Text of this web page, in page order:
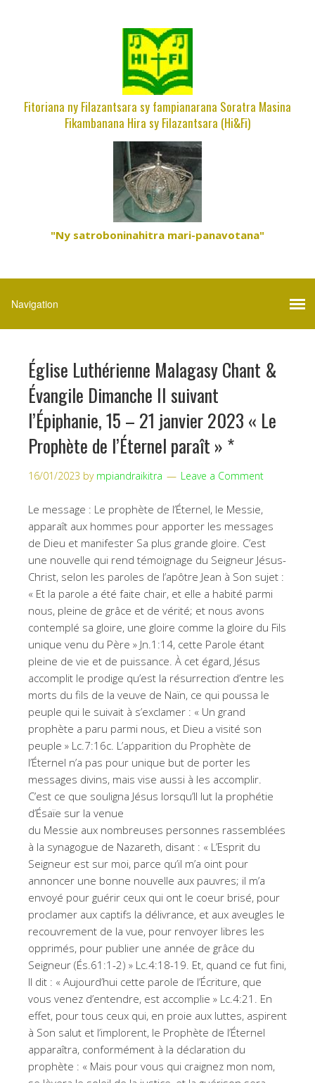
Fitoriana ny Filazantsara sy fampianarana Soratra Masina
Fikambanana Hira sy Filazantsara (Hi&Fi)
"Ny satroboninahitra mari-panavotana"
Église Luthérienne Malagasy Chant &
Évangile Dimanche II suivant
l’Épiphanie, 15 – 21 janvier 2023 « Le
Prophète de l’Éternel paraît » *
16/01/2023 by mpiandraikitra Leave a Comment
Le message : Le prophète de l’Éternel, le Messie,
apparaît aux hommes pour apporter les messages
de Dieu et manifester Sa plus grande gloire. C’est
une nouvelle qui rend témoignage du Seigneur Jésus-
Christ, selon les paroles de l’apôtre Jean à Son sujet :
« Et la parole a été faite chair, et elle a habité parmi
nous, pleine de grâce et de vérité; et nous avons
contemplé sa gloire, une gloire comme la gloire du Fils
unique venu du Père » Jn.1:14, cette Parole étant
pleine de vie et de puissance. À cet égard, Jésus
accomplit le prodige qu’est la résurrection d’entre les
morts du fils de la veuve de Naïn, ce qui poussa le
peuple qui le suivait à s’exclamer : « Un grand
prophète a paru parmi nous, et Dieu a visité son
peuple » Lc.7:16c. L’apparition du Prophète de
l’Éternel n’a pas pour unique but de porter les
messages divins, mais vise aussi à les accomplir.
C’est ce que souligna Jésus lorsqu’Il lut la prophétie
d’Ésaïe sur la venue
du Messie aux nombreuses personnes rassemblées
à la synagogue de Nazareth, disant : « L’Esprit du
Seigneur est sur moi, parce qu’il m’a oint pour
annoncer une bonne nouvelle aux pauvres; il m’a
envoyé pour guérir ceux qui ont le coeur brisé, pour
proclamer aux captifs la délivrance, et aux aveugles le
recouvrement de la vue, pour renvoyer libres les
opprimés, pour publier une année de grâce du
Seigneur (És.61:1-2) » Lc.4:18-19. Et, quand ce fut fini,
Il dit : « Aujourd’hui cette parole de l’Écriture, que
vous venez d’entendre, est accomplie » Lc.4:21. En
effet, pour tous ceux qui, en proie aux luttes, aspirent
à Son salut et l’implorent, le Prophète de l’Éternel
apparaîtra, conformément à la déclaration du
prophète : « Mais pour vous qui craignez mon nom,